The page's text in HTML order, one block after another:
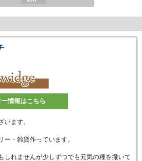
情報はこちら
います。
ー・雑貨作っています。
しれませんが少しずつでも元気の種を撒いて